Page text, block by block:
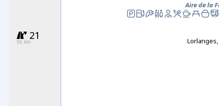
Aire de la
21
56 km